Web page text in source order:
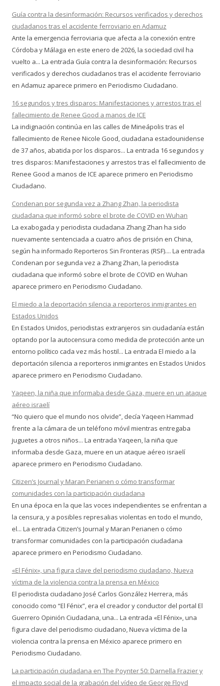
Guía contra la desinformación: Recursos verificados y derechos
ciudadanos tras el accidente ferroviario en Adamuz
Ante la emergencia ferroviaria que afecta a la conexión entre
Córdoba y Málaga en este enero de 2026, la sociedad civil ha
vuelto a... La entrada Guía contra la desinformación: Recursos
verificados y derechos ciudadanos tras el accidente ferroviario
en Adamuz aparece primero en Periodismo Ciudadano.
16 segundos y tres disparos: Manifestaciones y arrestos tras el
fallecimiento de Renee Good a manos de ICE
La indignación continúa en las calles de Mineápolis tras el
fallecimiento de Renee Nicole Good, ciudadana estadounidense
de 37 años, abatida por los disparos... La entrada 16 segundos y
tres disparos: Manifestaciones y arrestos tras el fallecimiento de
Renee Good a manos de ICE aparece primero en Periodismo
Ciudadano.
Condenan por segunda vez a Zhang Zhan, la periodista
ciudadana que informó sobre el brote de COVID en Wuhan
La exabogada y periodista ciudadana Zhang Zhan ha sido
nuevamente sentenciada a cuatro años de prisión en China,
según ha informado Reporteros Sin Fronteras (RSF).... La entrada
Condenan por segunda vez a Zhang Zhan, la periodista
ciudadana que informó sobre el brote de COVID en Wuhan
aparece primero en Periodismo Ciudadano.
El miedo a la deportación silencia a reporteros inmigrantes en
Estados Unidos
En Estados Unidos, periodistas extranjeros sin ciudadanía están
optando por la autocensura como medida de protección ante un
entorno político cada vez más hostil... La entrada El miedo a la
deportación silencia a reporteros inmigrantes en Estados Unidos
aparece primero en Periodismo Ciudadano.
Yaqeen, la niña que informaba desde Gaza, muere en un ataque
aéreo israelí
“No quiero que el mundo nos olvide”, decía Yaqeen Hammad
frente a la cámara de un teléfono móvil mientras entregaba
juguetes a otros niños... La entrada Yaqeen, la niña que
informaba desde Gaza, muere en un ataque aéreo israelí
aparece primero en Periodismo Ciudadano.
Citizen’s Journal y Maran Perianen o cómo transformar
comunidades con la participación ciudadana
En una época en la que las voces independientes se enfrentan a
la censura, y a posibles represalias violentas en todo el mundo,
el... La entrada Citizen’s Journal y Maran Perianen o cómo
transformar comunidades con la participación ciudadana
aparece primero en Periodismo Ciudadano.
«El Fénix», una figura clave del periodismo ciudadano, Nueva
víctima de la violencia contra la prensa en México
El periodista ciudadano José Carlos González Herrera, más
conocido como “El Fénix”, era el creador y conductor del portal El
Guerrero Opinión Ciudadana, una... La entrada «El Fénix», una
figura clave del periodismo ciudadano, Nueva víctima de la
violencia contra la prensa en México aparece primero en
Periodismo Ciudadano.
La participación ciudadana en The Poynter 50: Darnella Frazier y
el impacto social de la grabación del vídeo de George Floyd